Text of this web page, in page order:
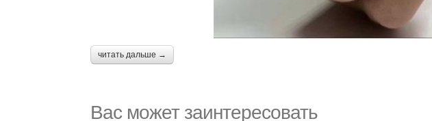
читать дальше →
Вас может заинтересовать